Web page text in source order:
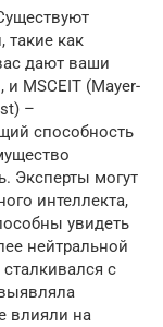
такие как
дают ваши
MSCEIT (Mayer-
–
способность
Эксперты могут
интеллекта,
увидеть
нейтральной
с
влияли на